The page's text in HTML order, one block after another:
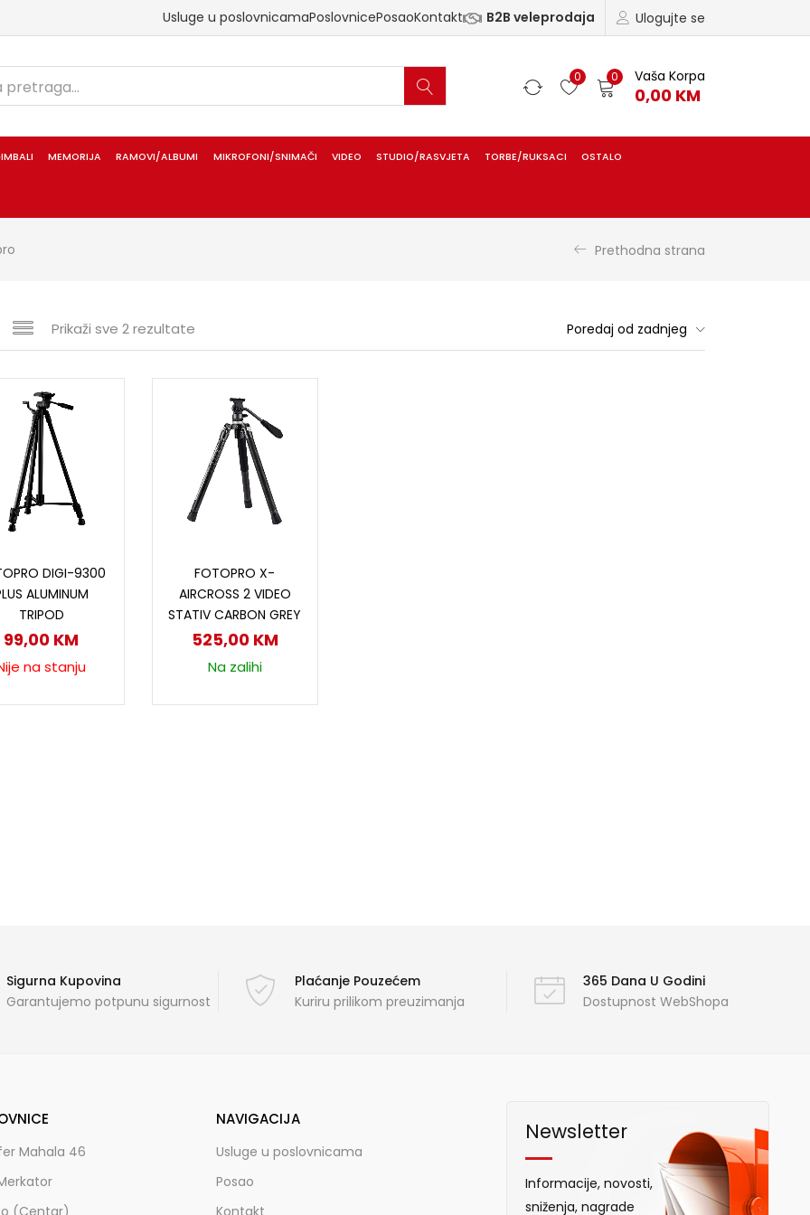
Ulogujte se
Usluge u poslovnicamaPoslovnicePosaoKontakt B2B veleprodaja
0 0 Vaša Korpa
0,00 KM
MEMORIJA RAMOVI/ALBUMI MIKROFONI/SNIMAČI VIDEO STUDIO/RASVJETA TORBE/RUKSACI OSTALO
Prethodna strana
Prikaži sve 2 rezultate Poredaj od zadnjeg
DIGI-9300
ALUMINUM
TRIPOD
99,00 KM
na stanju
FOTOPRO X-
AIRCROSS 2 VIDEO
STATIV CARBON GREY
525,00 KM
Na zalihi
Sigurna Kupovina
Garantujemo potpunu sigurnost
Plaćanje Pouzećem
Kuriru prilikom preuzimanja
365 Dana U Godini
Dostupnost WebShopa
Mahala 46
(Centar)
NAVIGACIJA
Usluge u poslovnicama
Posao
Kontakt
Newsletter
Informacije, novosti,
sniženja, nagrade